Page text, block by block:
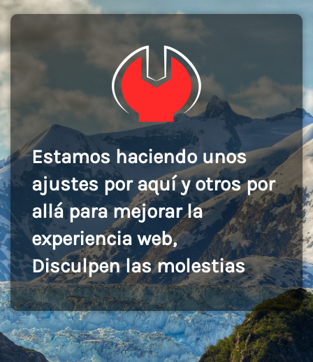
Estamos haciendo unos
ajustes por aquí y otros por
allá para mejorar la
experiencia web,
Disculpen las molestias